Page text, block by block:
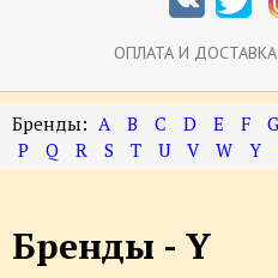
ОПЛАТА И ДОСТАВКА
A B C D E F G
P
Q R S T U V W Y
Бренды - Y